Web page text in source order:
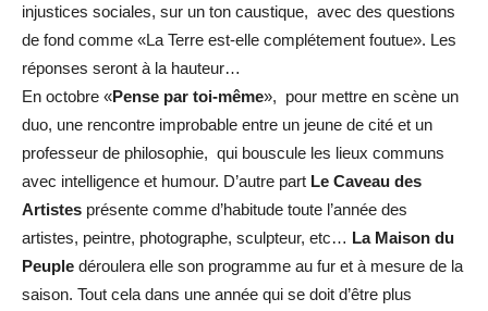
injustices sociales, sur un ton caustique, avec des questions
de fond comme «La Terre est-elle complétement foutue». Les
réponses seront à la hauteur…
En octobre «Pense par toi-même», pour mettre en scène un
duo, une rencontre improbable entre un jeune de cité et un
professeur de philosophie, qui bouscule les lieux communs
avec intelligence et humour. D’autre part Le Caveau des
Artistes présente comme d’habitude toute l’année des
artistes, peintre, photographe, sculpteur, etc… La Maison du
Peuple déroulera elle son programme au fur et à mesure de la
saison. Tout cela dans une année qui se doit d’être plus